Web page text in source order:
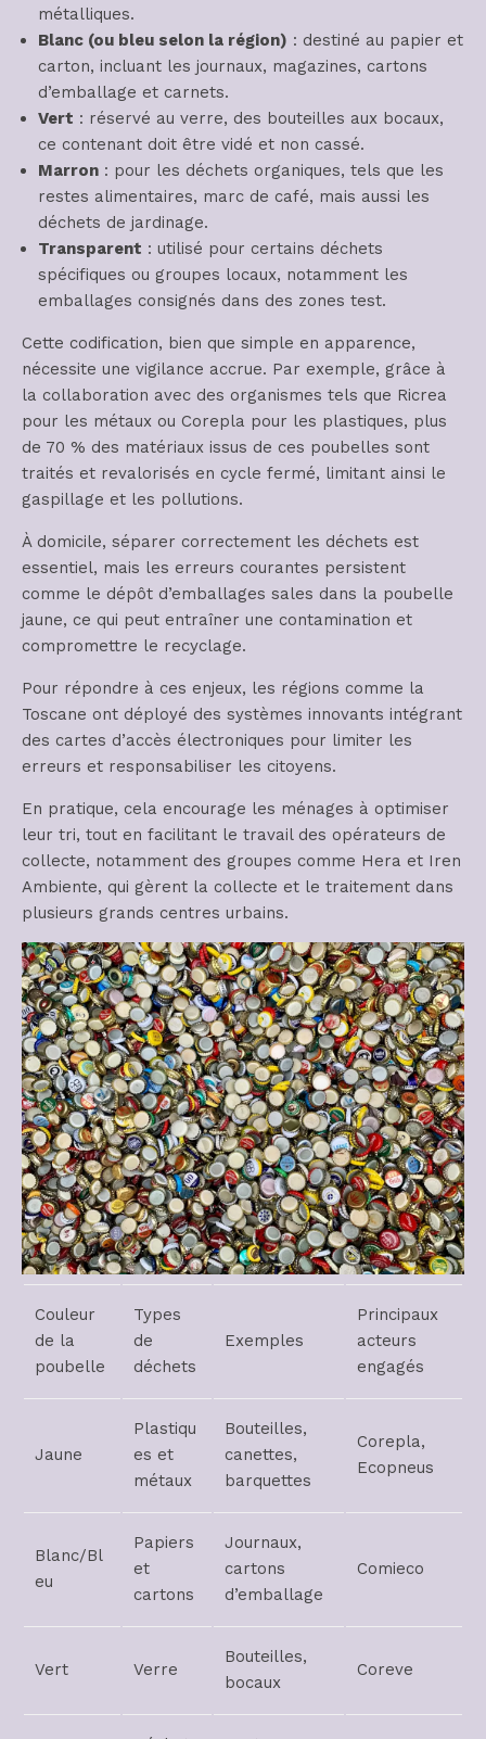
métalliques.
Blanc (ou bleu selon la région) : destiné au papier et
carton, incluant les journaux, magazines, cartons
d’emballage et carnets.
Vert : réservé au verre, des bouteilles aux bocaux,
ce contenant doit être vidé et non cassé.
Marron : pour les déchets organiques, tels que les
restes alimentaires, marc de café, mais aussi les
déchets de jardinage.
Transparent : utilisé pour certains déchets
spécifiques ou groupes locaux, notamment les
emballages consignés dans des zones test.
Cette codification, bien que simple en apparence,
nécessite une vigilance accrue. Par exemple, grâce à
la collaboration avec des organismes tels que Ricrea
pour les métaux ou Corepla pour les plastiques, plus
de 70 % des matériaux issus de ces poubelles sont
traités et revalorisés en cycle fermé, limitant ainsi le
gaspillage et les pollutions.
À domicile, séparer correctement les déchets est
essentiel, mais les erreurs courantes persistent
comme le dépôt d’emballages sales dans la poubelle
jaune, ce qui peut entraîner une contamination et
compromettre le recyclage.
Pour répondre à ces enjeux, les régions comme la
Toscane ont déployé des systèmes innovants intégrant
des cartes d’accès électroniques pour limiter les
erreurs et responsabiliser les citoyens.
En pratique, cela encourage les ménages à optimiser
leur tri, tout en facilitant le travail des opérateurs de
collecte, notamment des groupes comme Hera et Iren
Ambiente, qui gèrent la collecte et le traitement dans
plusieurs grands centres urbains.
Couleur
de la
poubelle
Types
de
déchets
Exemples
Principaux
acteurs
engagés
Jaune
Plastiqu
es et
métaux
Bouteilles,
canettes,
barquettes
Corepla,
Ecopneus
Blanc/Bl
eu
Papiers
et
cartons
Journaux,
cartons
d’emballage
Comieco
Vert Verre
Bouteilles,
bocaux
Coreve